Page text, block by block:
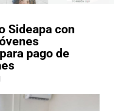
Sideapa con
pago de